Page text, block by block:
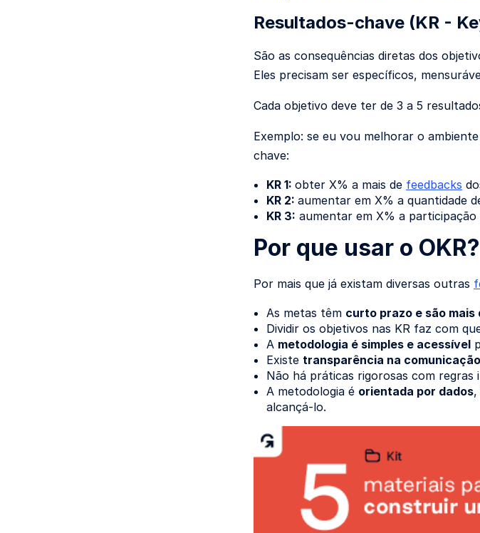
Resultados-chave (KR -
São as consequências diretas dos
Eles precisam ser específicos,
Cada objetivo deve ter de 3 a 5
Exemplo: se eu vou melhorar o
chave:
KR 1: obter X% a mais de feedbacks
KR 2: aumentar em X% a quantidade
KR 3: aumentar em X% a participação
Por que usar o OKR?
Por mais que já existam diversas outras
As metas têm curto prazo e são
Dividir os objetivos nas KR faz com
A metodologia é simples e acessível
Existe transparência na comunicação
Não há práticas rigorosas com regras
A metodologia é orientada por dados,
alcançá-lo.